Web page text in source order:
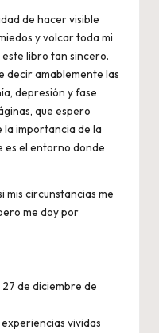
de hacer visible
y volcar toda mi
libro tan sincero.
decir amablemente las
depresión y fase
que espero
la importancia de la
es el entorno donde
mis circunstancias me
me doy por
de diciembre de
vividas